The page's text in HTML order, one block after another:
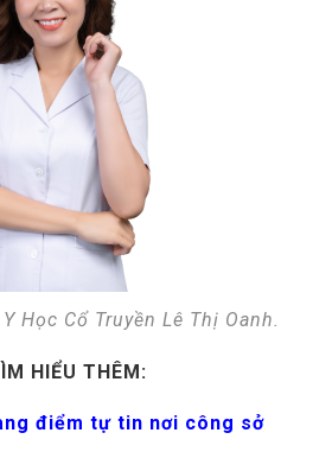
Học Cổ Truyền Lê Thị Oanh.
HIỂU THÊM:
điểm tự tin nơi công sở